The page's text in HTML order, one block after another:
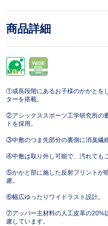
商品詳細
①成長段階にあるお子様のかかとを
ターを搭載。
②アシックススポーツ工学研究所の
トを採用。
③中敷のつま先部分の裏側に消臭繊
④中敷は取り外し可能で、汚れても
⑤かかと部に施した反射プリントが
慮。
⑥幅広ゆったりワイドラスト設計。
⑦アッパー主材料の人工皮革の20%
慮しています。